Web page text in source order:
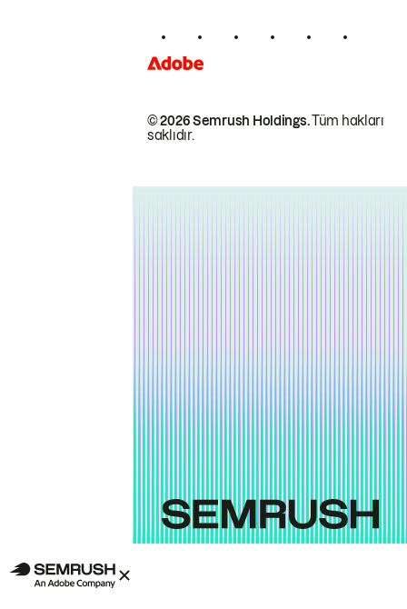
© 2026 Semrush Holdings.Tüm hakları
saklıdır.